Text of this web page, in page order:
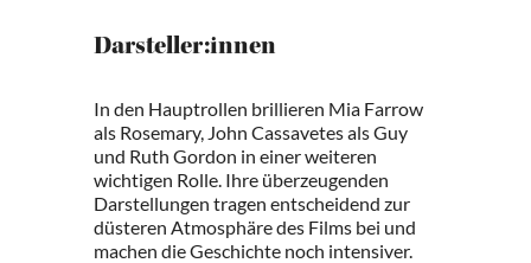
Darsteller:innen
In den Hauptrollen brillieren Mia Farrow
als Rosemary, John Cassavetes als Guy
und Ruth Gordon in einer weiteren
wichtigen Rolle. Ihre überzeugenden
Darstellungen tragen entscheidend zur
düsteren Atmosphäre des Films bei und
machen die Geschichte noch intensiver.